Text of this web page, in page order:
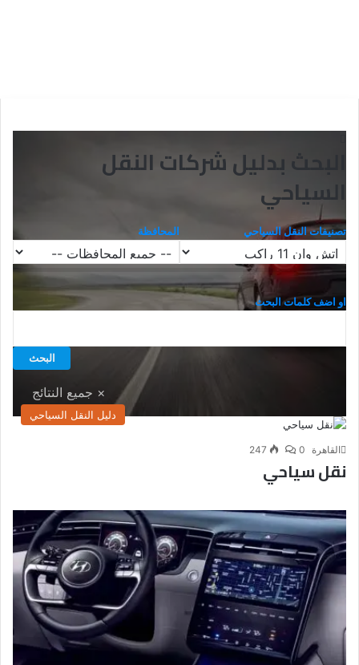
البحث بدليل شركات النقل
السياحي
تصنيفات النقل السياحي المحافظة
او اضف كلمات البحث
دليل النقل السياحي
القاهرة 0
247
نقل سياحي